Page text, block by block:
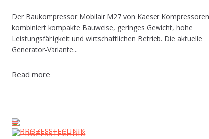
Der Baukompressor Mobilair M27 von Kaeser Kompressoren
kombiniert kompakte Bauweise, geringes Gewicht, hohe
Leistungsfähigkeit und wirtschaftlichen Betrieb. Die aktuelle
Generator-Variante...
Read more